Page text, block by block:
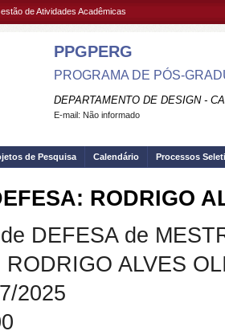
de Atividades Acadêmicas
PPGPERG
PROGRAMA DE PÓS-
DEPARTAMENTO DE DESIGN -
E-mail: Não informado
de Pesquisa Calendário Processos
RODRIGO
DEFESA de
ALVES
2025